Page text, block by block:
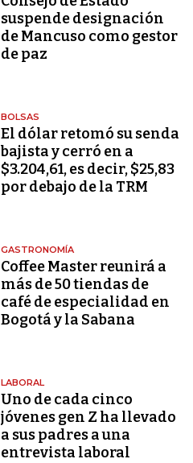
suspende designación
de Mancuso como gestor
de paz
BOLSAS
El dólar retomó su senda
bajista y cerró en a
$3.204,61, es decir, $25,83
por debajo de la TRM
GASTRONOMÍA
Coffee Master reunirá a
más de 50 tiendas de
café de especialidad en
Bogotá y la Sabana
LABORAL
Uno de cada cinco
jóvenes gen Z ha llevado
a sus padres a una
entrevista laboral